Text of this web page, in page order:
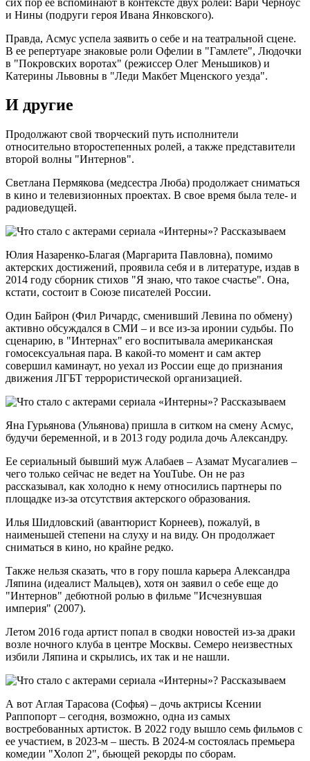
и Нины (подруги героя Ивана Янковского).
Правда, Асмус успела заявить о себе и на театральной сцене.
В ее репертуаре знаковые роли Офелии в "Гамлете", Людочки
в "Покровских воротах" (режиссер Олег Меньшиков) и
Катерины Львовны в "Леди Макбет Мценского уезда".
И другие
Продолжают свой творческий путь исполнители
относительно второстепенных ролей, а также представители
второй волны "Интернов".
Светлана Пермякова (медсестра Люба) продолжает сниматься
в кино и телевизионных проектах. В свое время была теле- и
радиоведущей.
Юлия Назаренко-Благая (Маргарита Павловна), помимо
актерских достижений, проявила себя и в литературе, издав в
2014 году сборник стихов "Я знаю, что такое счастье". Она,
кстати, состоит в Союзе писателей России.
Один Байрон (Фил Ричардс, сменивший Левина по обмену)
активно обсуждался в СМИ – и все из-за иронии судьбы. По
сценарию, в "Интернах" его воспитывала американская
гомосексуальная пара. В какой-то момент и сам актер
совершил каминаут, но уехал из России еще до признания
движения ЛГБТ террористической организацией.
Яна Гурьянова (Ульянова) пришла в ситком на смену Асмус,
будучи беременной, и в 2013 году родила дочь Александру.
Ее сериальный бывший муж Алабаев – Азамат Мусагалиев –
чего только сейчас не ведет на YouTube. Он не раз
рассказывал, как холодно к нему относились партнеры по
площадке из-за отсутствия актерского образования.
Илья Шидловский (авантюрист Корнеев), пожалуй, в
наименьшей степени на слуху и на виду. Он продолжает
сниматься в кино, но крайне редко.
Также нельзя сказать, что в гору пошла карьера Александра
Ляпина (идеалист Мальцев), хотя он заявил о себе еще до
"Интернов" дебютной ролью в фильме "Исчезнувшая
империя" (2007).
Летом 2016 года артист попал в сводки новостей из-за драки
возле ночного клуба в центре Москвы. Семеро неизвестных
избили Ляпина и скрылись, их так и не нашли.
А вот Аглая Тарасова (Софья) – дочь актрисы Ксении
Раппопорт – сегодня, возможно, одна из самых
востребованных артисток. В 2022 году вышло семь фильмов с
ее участием, в 2023-м – шесть. В 2024-м состоялась премьера
комедии "Холоп 2", бьющей рекорды по сборам.